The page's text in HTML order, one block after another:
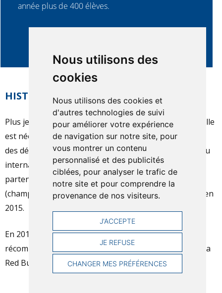
Nous utilisons des
cookies
Nous utilisons des cookies et
d'autres technologies de suivi
pour améliorer votre expérience
de navigation sur notre site, pour
vous montrer un contenu
personnalisé et des publicités
ciblées, pour analyser le trafic de
notre site et pour comprendre la
provenance de nos visiteurs.
J'ACCEPTE
JE REFUSE
CHANGER MES PRÉFÉRENCES
année plus de 400 élèves.
HISTOIRE
Plus jeune section de la Société Nautique de Genève, elle
est née pour accompagner l’essor des multicoques et
des dériveurs en 1965. Rapidement reconnue au niveau
international, la section aura l’honneur d’organiser en
partenariat avec la fondation Hydros, la Little Cup
(championnat du monde des catamarans de Classe C) en
2015.
En 2017, son implication dans la formation est
récompensée avec la 3ème place du Team Tilt lors de la
Red Bull Youth America’s Cup.